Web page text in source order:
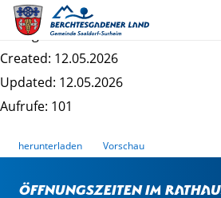
Entwurf 1. Änderung
Dateigrösse: 507.54 KB
Created: 12.05.2026
Updated: 12.05.2026
Aufrufe: 101
herunterladen Vorschau
Öffnungszeiten im